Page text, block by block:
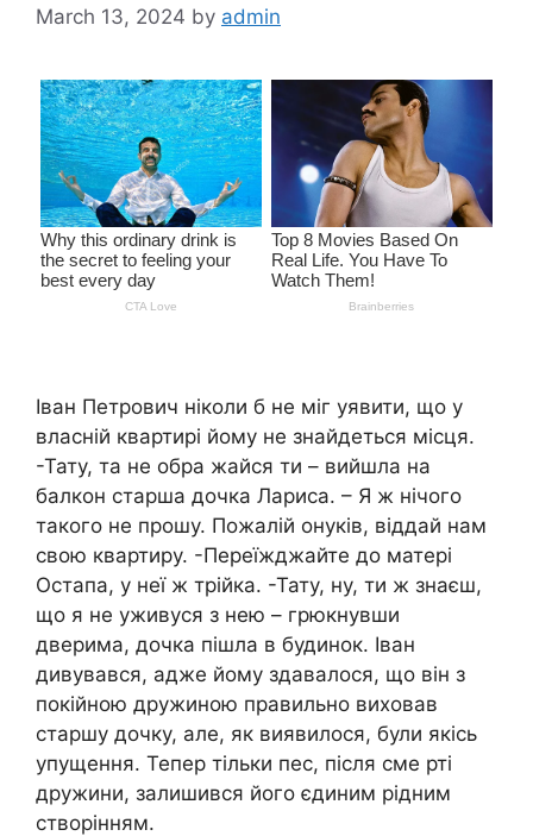
March 13, 2024 by admin
Іван Петрович ніколи б не міг уявити, що у
власній квартирі йому не знайдеться місця.
-Тату, та не обра жайся ти – вийшла на
балкон старша дочка Лариса. – Я ж нічого
такого не прошу. Пожалій онуків, віддай нам
свою квартиру. -Переїжджайте до матері
Остапа, у неї ж трійка. -Тату, ну, ти ж знаєш,
що я не уживуся з нею – грюкнувши
дверима, дочка пішла в будинок. Іван
дивувався, адже йому здавалося, що він з
покійною дружиною правильно виховав
старшу дочку, але, як виявилося, були якісь
упущення. Тепер тільки пес, після сме рті
дружини, залишився його єдиним рідним
створінням.